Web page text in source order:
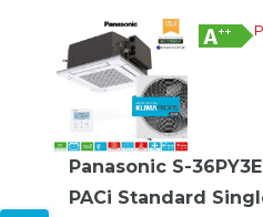
Panasonic S-36PY3E
PACi Standard